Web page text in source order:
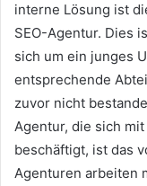
interne Lösung ist
SEO-Agentur. Dies
sich um ein junges
entsprechende
zuvor nicht
Agentur, die sich
beschäftigt, ist das
Agenturen arbeiten